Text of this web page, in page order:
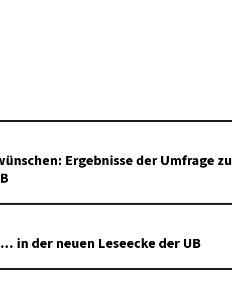
Ergebnisse der Umfrage zu
in der neuen Leseecke der UB